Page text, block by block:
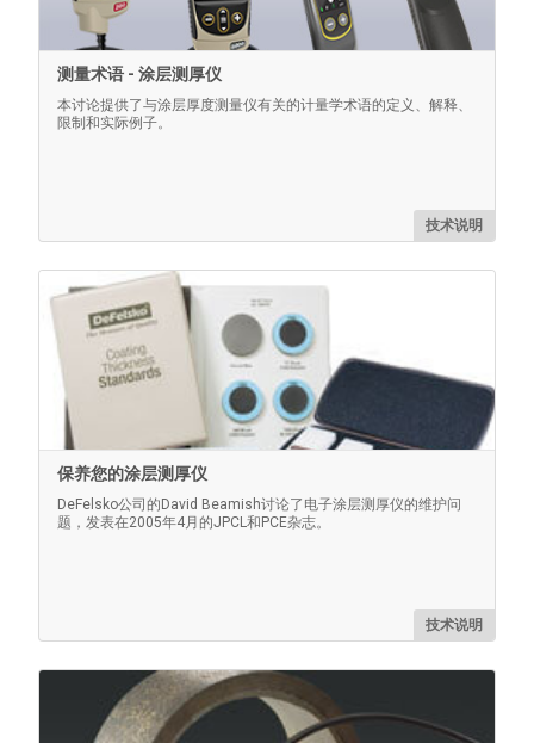
用于PosiTector 量具机构的皮带夹
认证的聚苯乙烯块
耳）的量具。
了解更多
测量术语 - 涂层测厚仪
本讨论提供了与涂层厚度测量仪有关的计量学术语的定义、解释、
限制和实际例子。
技术说明
保养您的涂层测厚仪
DeFelsko公司的David Beamish讨论了电子涂层测厚仪的维护问
题，发表在2005年4月的JPCL和PCE杂志。
技术说明